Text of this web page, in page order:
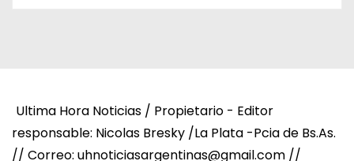
Ultima Hora Noticias / Propietario - Editor
responsable: Nicolas Bresky /La Plata -Pcia de Bs.As.
// Correo: uhnoticiasargentinas@gmail.com //